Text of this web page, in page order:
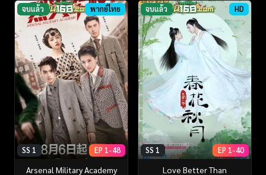
จบแล้ว พากย์ไทย
SS 1 EP 1-48
Arsenal Military Academy
จบแล้ว HD
SS 1 EP 1-40
Love Better Than